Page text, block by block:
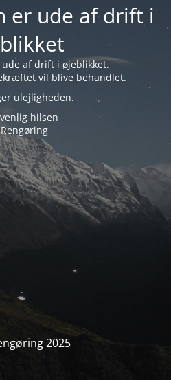
er ude af drift i
af drift i øjeblikket.
vil blive behandlet.
ulejligheden.
hilsen
Rengøring
2025